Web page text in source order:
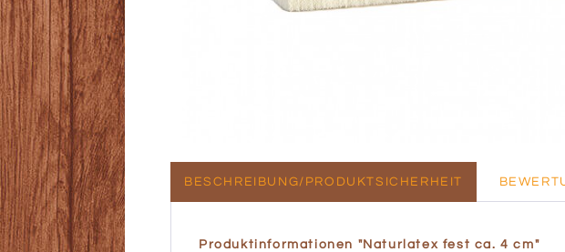
BESCHREIBUNG/PRODUKTSICHERHEIT
Produktinformationen "Naturlatex fest ca. 4 cm"